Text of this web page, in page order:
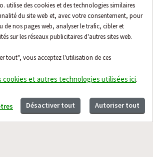
utilise des cookies et des technologies similaires
du site web et, avec votre consentement, pour
de nos pages web, analyser le trafic, cibler et
sur les réseaux publicitaires d'autres sites web.
tout", vous acceptez l'utilisation de ces
cookies et autres technologies utilisées ici.
Désactiver tout Autoriser tout